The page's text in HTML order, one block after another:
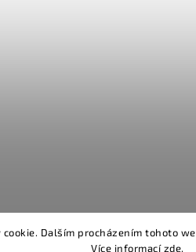
Dalším procházením tohoto
Více informacízde.